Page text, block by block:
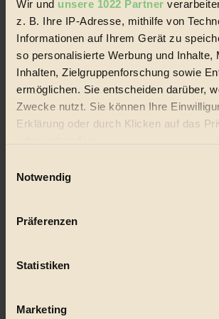
Wir und unsere 1022 Partner
z. B. Ihre IP-Adresse, mithilfe von
Informationen auf Ihrem Gerät zu
so personalisierte Werbung und Inhalte,
Inhalten, Zielgruppenforschung sowie
ermöglichen. Sie entscheiden darüber,
Zwecke nutzt. Sie können Ihre
Erklärung oder durch Klicken auf das
Wenn Sie es erlauben, würden wir auch
Ihr Gerät durch aktives
Erfahren Sie mehr darüber, wie Ihre
Notwendig
Präferenzen
Statistiken
Marketing
Lebensmittel
Natur
kinderbuch
nachhaltig